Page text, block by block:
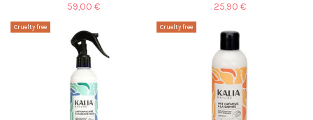
59,00 € 25,90 €
Cruelty free Cruelty free